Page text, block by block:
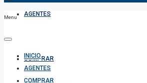
AGENTES
COMPRAR
Menu
INICIO
AGENTES
COMPRAR